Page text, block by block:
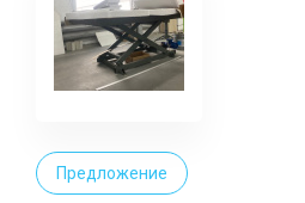
Предложение